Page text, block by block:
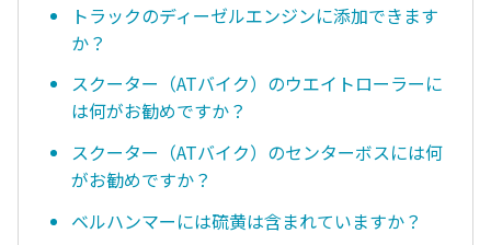
トラックのディーゼルエンジンに添加できます
か？
スクーター（ATバイク）のウエイトローラーに
は何がお勧めですか？
スクーター（ATバイク）のセンターボスには何
がお勧めですか？
ベルハンマーには硫黄は含まれていますか？